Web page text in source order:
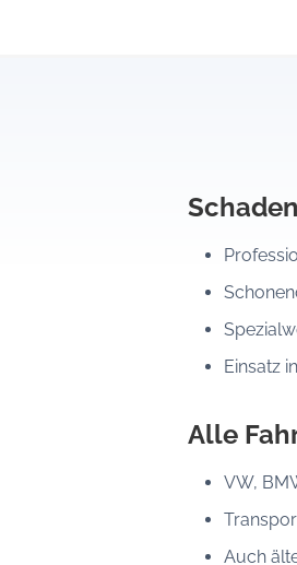
Einsatz
Alle
VW,
Auch